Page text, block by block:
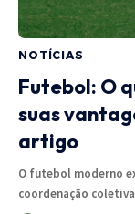
NOTÍCIAS
Futebol: O
suas
artigo
O futebol moderno
coordenação